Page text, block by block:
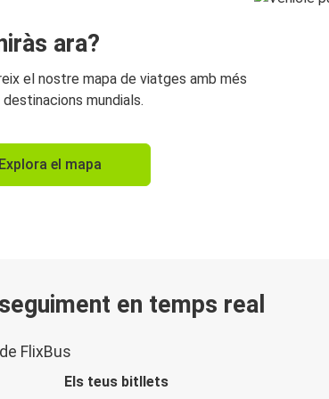
ara?
el nostre mapa de viatges amb més
mundials.
Explora el mapa
en temps real
FlixBus
Els teus bitllets